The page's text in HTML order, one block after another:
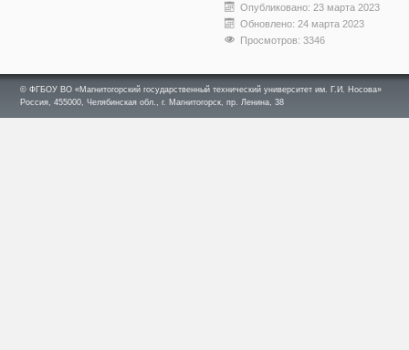
Опубликовано: 23 марта 2023
Обновлено: 24 марта 2023
Просмотров: 3346
© ФГБОУ ВО «Магнитогорский государственный технический университет им. Г.И. Носова»
Россия, 455000, Челябинская обл., г. Магнитогорск, пр. Ленина, 38